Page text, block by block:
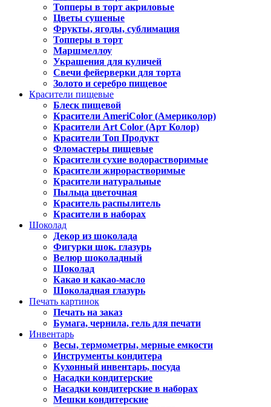
Топперы в торт акриловые
Цветы сушеные
Фрукты, ягоды, сублимация
Топперы в торт
Маршмеллоу
Украшения для куличей
Свечи фейерверки для торта
Золото и серебро пищевое
Красители пищевые
Блеск пищевой
Красители AmeriColor (Америколор)
Красители Art Color (Арт Колор)
Красители Топ Продукт
Фломастеры пищевые
Красители сухие водорастворимые
Красители жирорастворимые
Красители натуральные
Пыльца цветочная
Краситель распылитель
Красители в наборах
Шоколад
Декор из шоколада
Фигурки шок. глазурь
Велюр шоколадный
Шоколад
Какао и какао-масло
Шоколадная глазурь
Печать картинок
Печать на заказ
Бумага, чернила, гель для печати
Инвентарь
Весы, термометры, мерные емкости
Инструменты кондитера
Кухонный инвентарь, посуда
Насадки кондитерские
Насадки кондитерские в наборах
Мешки кондитерские